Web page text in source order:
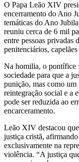
O Papa Leão XIV
encerramento do Ano
temáticas do Ano
reuniu cerca de 6 mil
entre pessoas privadas
penitenciários,
Na homilia, o pontífice
sociedade para que a
punição, mas como um
reintegração social e a
pode ser reduzida ao
encarceramento.
Leão XIV destacou
justiça cristã, afirmando
exclusivamente na
violência. “A justiça